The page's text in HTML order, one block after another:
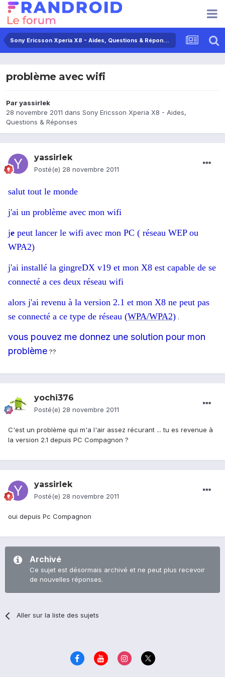
Sony Ericsson Xperia X8 - Aides, Questions & Réponses
problème avec wifi
Paryassirlek
28 novembre 2011 dans Sony Ericsson Xperia X8 - Aides,
Questions & Réponses
yassirlek
Posté(e) 28 novembre 2011
salut tout le monde
j'ai un problème avec mon wifi
je peut lancer le wifi avec mon PC ( réseau WEP ou
WPA2)
j'ai installé la gingreDX v19 et mon X8 est capable de se
connecté a ces deux réseau wifi
alors j'ai revenu à la version 2.1 et mon X8 ne peut pas
se connecté a ce type de réseau (WPA/WPA2) .
vous pouvez me donnez une solution pour mon
problème ??
yochi376
Posté(e) 28 novembre 2011
C'est un problème qui m'a l'air assez récurant ... tu es revenue à
la version 2.1 depuis PC Compagnon ?
yassirlek
Posté(e) 28 novembre 2011
oui depuis Pc Compagnon
Archivé
Ce sujet est désormais archivé et ne peut plus recevoir
de nouvelles réponses.
Aller sur la liste des sujets